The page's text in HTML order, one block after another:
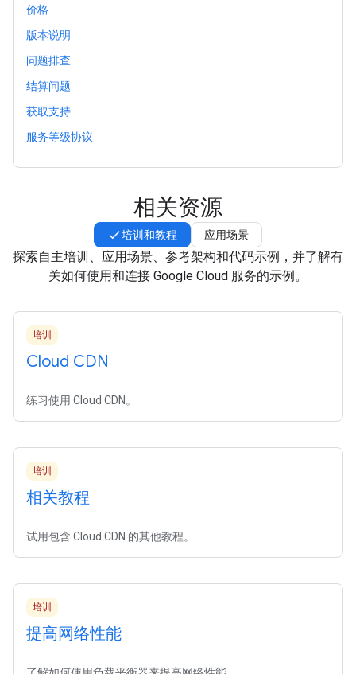
价格
版本说明
问题排查
结算问题
获取支持
服务等级协议
相关资源
培训和教程 应用场景
探索自主培训、应用场景、参考架构和代码示例，并了解有
关如何使用和连接 Google Cloud 服务的示例。
培训
Cloud CDN
练习使用 Cloud CDN。
培训
相关教程
试用包含 Cloud CDN 的其他教程。
培训
提高网络性能